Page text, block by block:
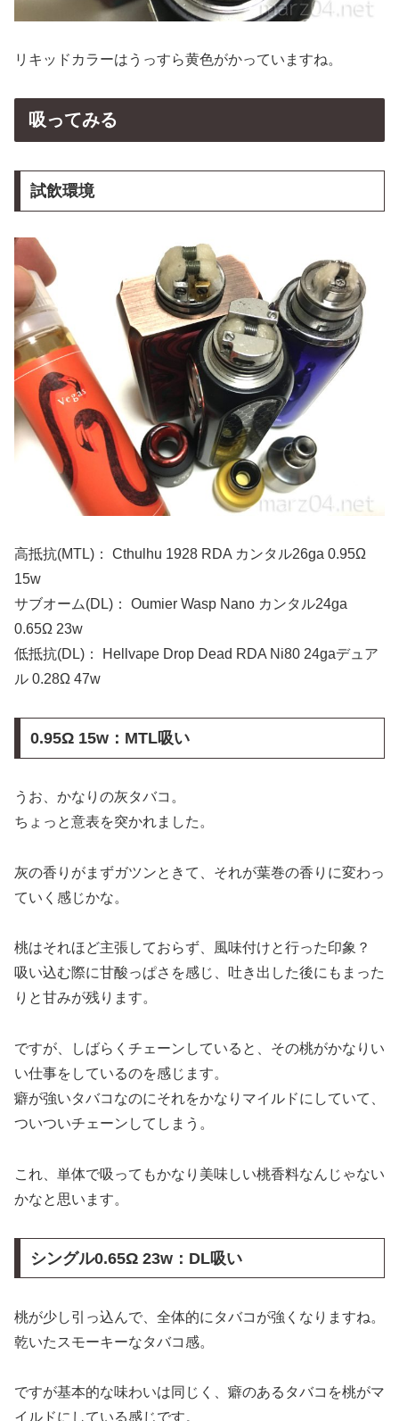
リキッドカラーはうっすら黄色がかっていますね。
吸ってみる
試飲環境
高抵抗(MTL)： Cthulhu 1928 RDA カンタル26ga 0.95Ω
15w
サブオーム(DL)： Oumier Wasp Nano カンタル24ga
0.65Ω 23w
低抵抗(DL)： Hellvape Drop Dead RDA Ni80 24gaデュア
ル 0.28Ω 47w
0.95Ω 15w：MTL吸い
うお、かなりの灰タバコ。
ちょっと意表を突かれました。
灰の香りがまずガツンときて、それが葉巻の香りに変わっ
ていく感じかな。
桃はそれほど主張しておらず、風味付けと行った印象？
吸い込む際に甘酸っぱさを感じ、吐き出した後にもまった
りと甘みが残ります。
ですが、しばらくチェーンしていると、その桃がかなりい
い仕事をしているのを感じます。
癖が強いタバコなのにそれをかなりマイルドにしていて、
ついついチェーンしてしまう。
これ、単体で吸ってもかなり美味しい桃香料なんじゃない
かなと思います。
シングル0.65Ω 23w：DL吸い
桃が少し引っ込んで、全体的にタバコが強くなりますね。
乾いたスモーキーなタバコ感。
ですが基本的な味わいは同じく、癖のあるタバコを桃がマ
イルドにしている感じです。